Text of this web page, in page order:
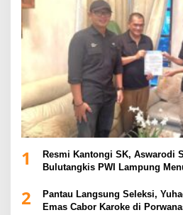
1
Resmi Kantongi SK, Aswarodi
Bulutangkis PWI Lampung
2
Pantau Langsung Seleksi,
Emas Cabor Karoke di